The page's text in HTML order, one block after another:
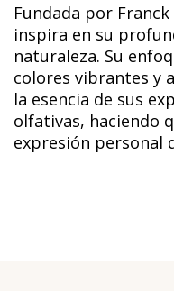
Fundada por Franck
inspira en su
naturaleza. Su
colores vibrantes y
la esencia de sus
olfativas, haciendo
expresión personal